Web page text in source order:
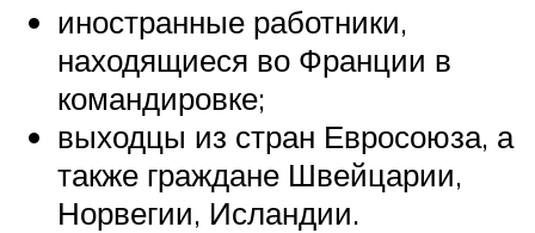
иностранные работники,
находящиеся во Франции в
командировке;
выходцы из стран Евросоюза, а
также граждане Швейцарии,
Норвегии, Исландии.